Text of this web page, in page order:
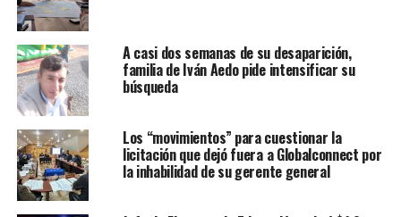
A casi dos semanas de su desaparición,
familia de Iván Aedo pide intensificar su
búsqueda
Los “movimientos” para cuestionar la
licitación que dejó fuera a Globalconnect por
la inhabilidad de su gerente general